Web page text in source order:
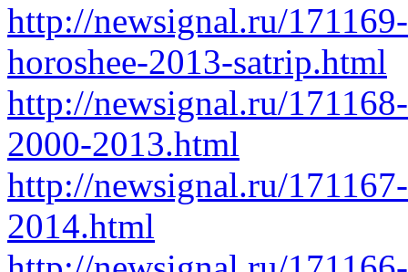
http://newsignal.ru/
horoshee-2013-satrip.html
http://newsignal.ru/
2000-2013.html
http://newsignal.ru/
2014.html